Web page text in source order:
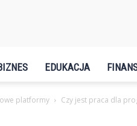
EDUKACJA
platformy Czy jest praca dla